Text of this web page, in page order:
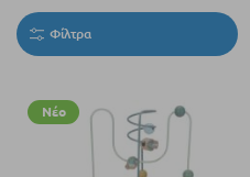
Φίλτρα
Νέο